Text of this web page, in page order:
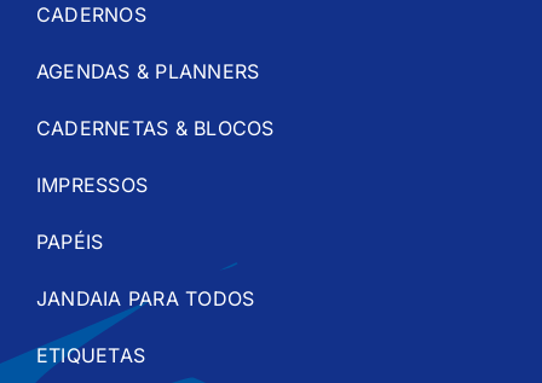
CADERNOS
AGENDAS & PLANNERS
CADERNETAS & BLOCOS
IMPRESSOS
PAPÉIS
JANDAIA PARA TODOS
ETIQUETAS